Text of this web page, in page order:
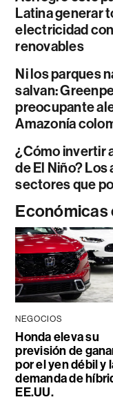
Latina generar
electricidad
renovables
Ni los parques
salvan:
preocupante
Amazonía
¿Cómo invertir
de El Niño? Los
sectores que
Económicas
NEGOCIOS
Honda eleva su
previsión de
por el yen débil y
demanda de
EE.UU.